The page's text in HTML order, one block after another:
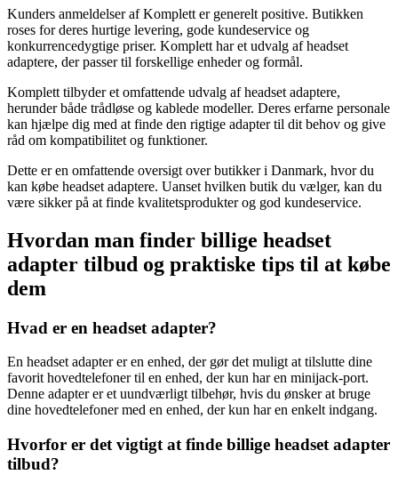
Kunders anmeldelser af Komplett er generelt positive. Butikken
roses for deres hurtige levering, gode kundeservice og
konkurrencedygtige priser. Komplett har et udvalg af headset
adaptere, der passer til forskellige enheder og formål.
Komplett tilbyder et omfattende udvalg af headset adaptere,
herunder både trådløse og kablede modeller. Deres erfarne personale
kan hjælpe dig med at finde den rigtige adapter til dit behov og give
råd om kompatibilitet og funktioner.
Dette er en omfattende oversigt over butikker i Danmark, hvor du
kan købe headset adaptere. Uanset hvilken butik du vælger, kan du
være sikker på at finde kvalitetsprodukter og god kundeservice.
Hvordan man finder billige headset
adapter tilbud og praktiske tips til at købe
dem
Hvad er en headset adapter?
En headset adapter er en enhed, der gør det muligt at tilslutte dine
favorit hovedtelefoner til en enhed, der kun har en minijack-port.
Denne adapter er et uundværligt tilbehør, hvis du ønsker at bruge
dine hovedtelefoner med en enhed, der kun har en enkelt indgang.
Hvorfor er det vigtigt at finde billige headset adapter
tilbud?